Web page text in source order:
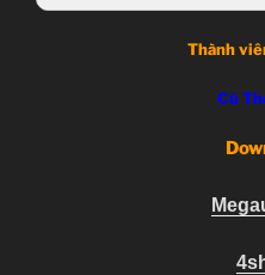
Action,
Thành
Cú